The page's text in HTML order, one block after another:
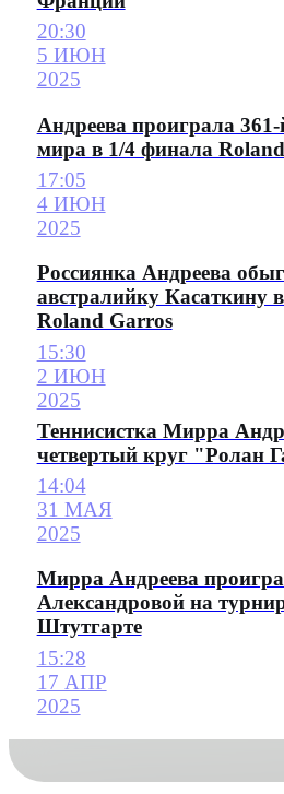
20:30
5 ИЮН
2025
Андреева проиграла 361-
мира в 1/4 финала
17:05
4 ИЮН
2025
Россиянка Андреева
австралийку Касаткину
Roland Garros
15:30
2 ИЮН
2025
Теннисистка Мирра
четвертый круг "Ролан
14:04
31 МАЯ
2025
Мирра Андреева
Александровой на
Штутгарте
15:28
17 АПР
2025